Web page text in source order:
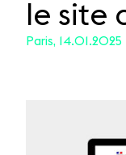
le site
Paris, 14.01.2025